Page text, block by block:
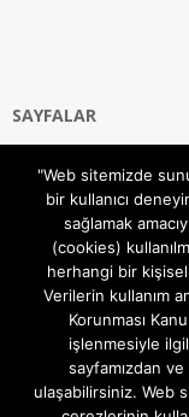
SAYFALAR
Gizlilik ve Çerezler
Hakkımızda
İletişim Kanalları
MODEM KURULUM
TEKNİK DESTEK
TELEVİZYON
"Web sitemizde
bir kullanıcı
sağlamak
(cookies)
herhangi bir
Verilerin kullanım
Korunması
işlenmesiyle
sayfamızdan
ulaşabilirsiniz. Web